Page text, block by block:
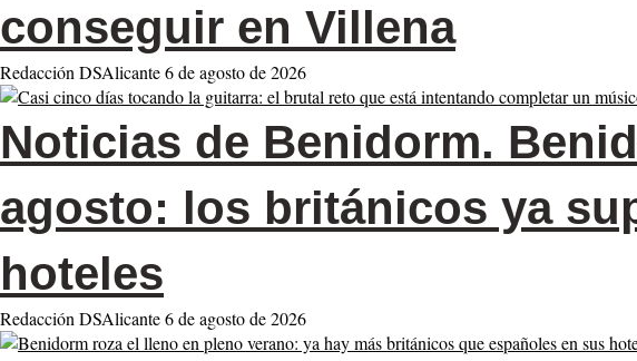
conseguir en Villena
Redacción DSAlicante6 de agosto de 2026
Noticias de Benidorm.
agosto: los británicos ya
hoteles
Redacción DSAlicante6 de agosto de 2026